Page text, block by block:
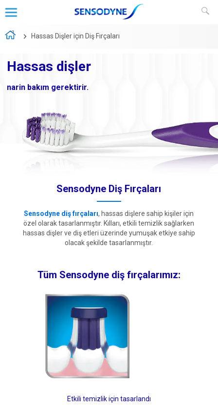
Hassas Dişler için Diş Fırçaları
Hassas dişler
narin bakım gerektirir.
Sensodyne Diş Fırçaları
Sensodyne diş fırçaları, hassas dişlere sahip kişiler için
özel olarak tasarlanmıştır. Kılları, etkili temizlik sağlarken
hassas dişler ve diş etleri üzerinde yumuşak etkiye sahip
olacak şekilde tasarlanmıştır.
Tüm Sensodyne diş fırçalarımız:
Etkili temizlik için tasarlandı